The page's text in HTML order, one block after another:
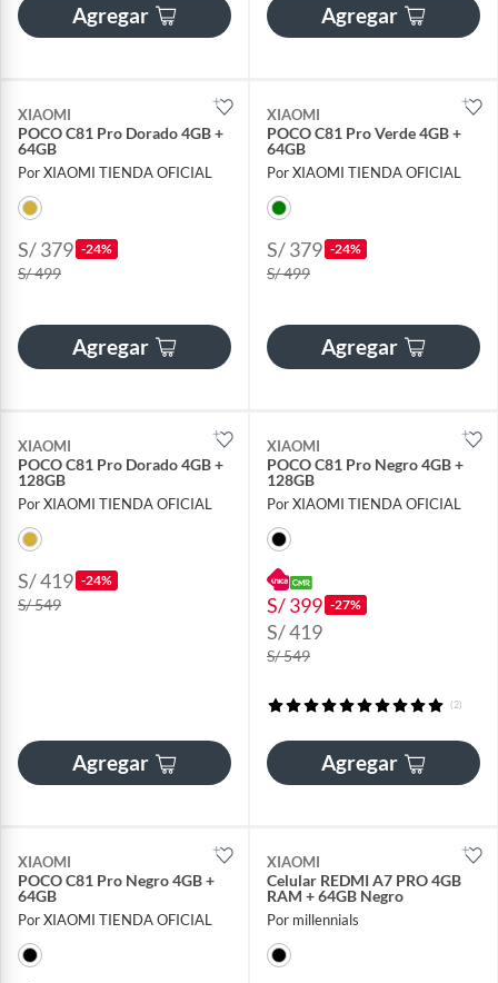
Agregar Agregar
XIAOMI
POCO C81 Pro Dorado 4GB +
64GB
Por XIAOMI TIENDA OFICIAL
S/ 379 -24%
S/ 499
Agregar
XIAOMI
POCO C81 Pro Verde 4GB +
64GB
Por XIAOMI TIENDA OFICIAL
S/ 379 -24%
S/ 499
Agregar
XIAOMI
POCO C81 Pro Dorado 4GB +
128GB
Por XIAOMI TIENDA OFICIAL
S/ 419 -24%
S/ 549
Agregar
XIAOMI
POCO C81 Pro Negro 4GB +
128GB
Por XIAOMI TIENDA OFICIAL
S/ 399 -27%
S/ 419
S/ 549
(2)
Agregar
XIAOMI
POCO C81 Pro Negro 4GB +
64GB
Por XIAOMI TIENDA OFICIAL
XIAOMI
Celular REDMI A7 PRO 4GB
RAM + 64GB Negro
Por millennials